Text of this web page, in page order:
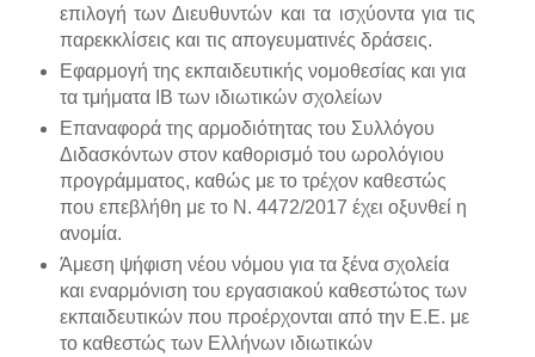
επιλογή των Διευθυντών και τα ισχύοντα για τις
παρεκκλίσεις και τις απογευματινές δράσεις.
Εφαρμογή της εκπαιδευτικής νομοθεσίας και για
τα τμήματα ΙΒ των ιδιωτικών σχολείων
Επαναφορά της αρμοδιότητας του Συλλόγου
Διδασκόντων στον καθορισμό του ωρολόγιου
προγράμματος, καθώς με το τρέχον καθεστώς
που επεβλήθη με το Ν. 4472/2017 έχει οξυνθεί η
ανομία.
Άμεση ψήφιση νέου νόμου για τα ξένα σχολεία
και εναρμόνιση του εργασιακού καθεστώτος των
εκπαιδευτικών που προέρχονται από την Ε.Ε. με
το καθεστώς των Ελλήνων ιδιωτικών